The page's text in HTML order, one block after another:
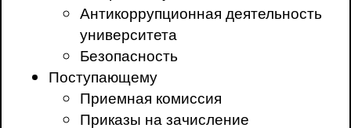
Антикоррупционная деятельность
университета
Безопасность
Поступающему
Приемная комиссия
Приказы на зачисление